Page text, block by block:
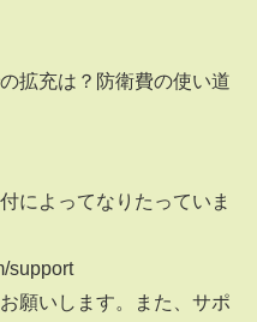
拡充は？防衛費の使い道
によってなりたっていま
support
願いします。また、サポ